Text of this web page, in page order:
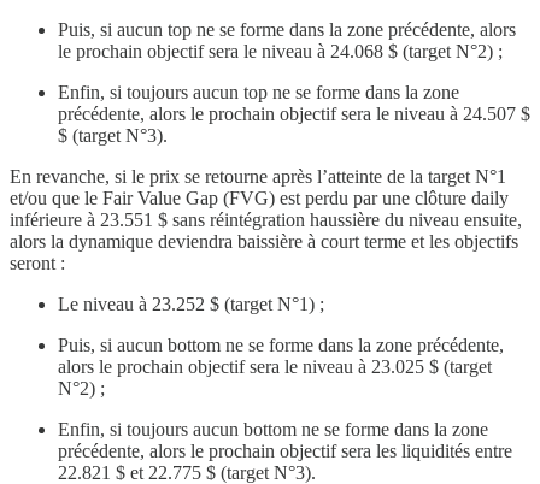
Puis, si aucun top ne se forme dans la zone précédente, alors
le prochain objectif sera le niveau à 24.068 $ (target N°2) ;
Enfin, si toujours aucun top ne se forme dans la zone
précédente, alors le prochain objectif sera le niveau à 24.507 $
$ (target N°3).
En revanche, si le prix se retourne après l’atteinte de la target N°1
et/ou que le Fair Value Gap (FVG) est perdu par une clôture daily
inférieure à 23.551 $ sans réintégration haussière du niveau ensuite,
alors la dynamique deviendra baissière à court terme et les objectifs
seront :
Le niveau à 23.252 $ (target N°1) ;
Puis, si aucun bottom ne se forme dans la zone précédente,
alors le prochain objectif sera le niveau à 23.025 $ (target
N°2) ;
Enfin, si toujours aucun bottom ne se forme dans la zone
précédente, alors le prochain objectif sera les liquidités entre
22.821 $ et 22.775 $ (target N°3).